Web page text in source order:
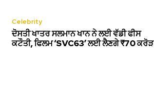
Celebrity
ਦੋਸਤੀ ਖਾਤਰ ਸਲਮਾਨ ਖਾਨ ਨੇ ਲਈ ਵੱਡੀ ਫੀਸ
ਕਟੌਤੀ, ਫਿਲਮ ‘SVC63’ ਲਈ ਲੈਣਗੇ ₹70 ਕਰੋੜ